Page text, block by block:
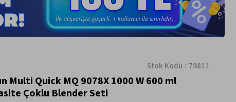
Stok Kodu 79811
Multi Quick MQ 9078X 1000 W 600 ml
Çoklu Blender Seti